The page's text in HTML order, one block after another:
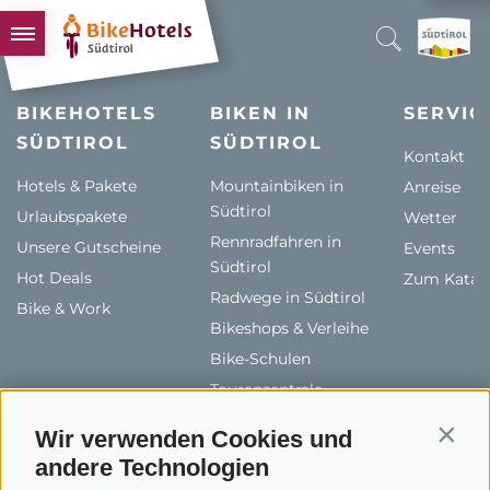
Wir verwenden Cookies und
andere Technologien
BIKEHOTELS
HOTELS & PAKETE
TOUREN & REVIERE
SÜDTIROL & WIR
SCHLUSSLICHTER
BIKEHOTELS
SÜDTIROL
Hotels & Pakete
Urlaubspakete
Unsere Gutscheine
Hot Deals
Bike & Work
BIKEN IN
SÜDTIROL
Mountainbiken in
Südtirol
Rennradfahren in
Südtirol
Radwege in Südtirol
Bikeshops & Verleihe
Bike-Schulen
Tourenzentrale
Kontakt
Anreise
Wetter
Events
Zum